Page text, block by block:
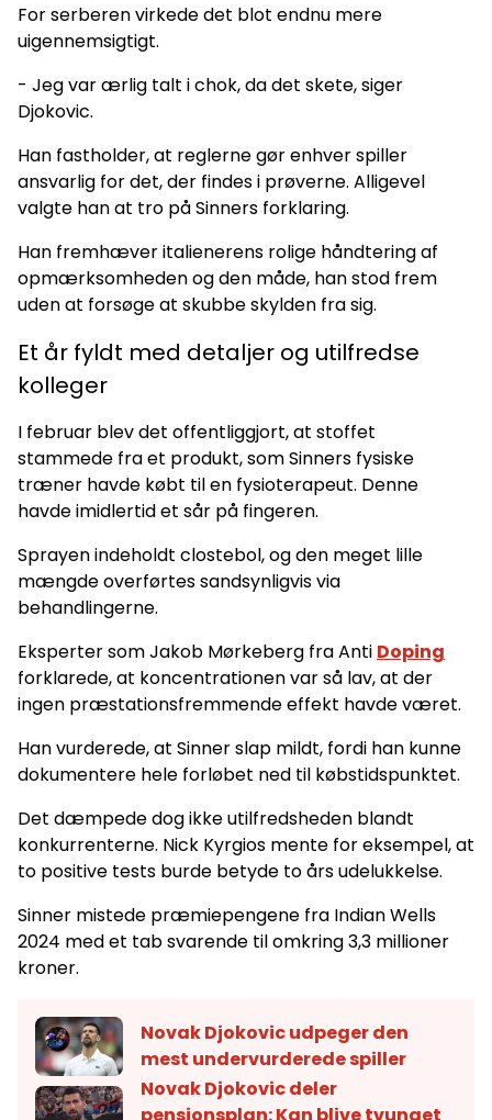
For serberen virkede det blot endnu mere
uigennemsigtigt.
- Jeg var ærlig talt i chok, da det skete, siger
Djokovic.
Han fastholder, at reglerne gør enhver spiller
ansvarlig for det, der findes i prøverne. Alligevel
valgte han at tro på Sinners forklaring.
Han fremhæver italienerens rolige håndtering af
opmærksomheden og den måde, han stod frem
uden at forsøge at skubbe skylden fra sig.
Et år fyldt med detaljer og utilfredse
kolleger
I februar blev det offentliggjort, at stoffet
stammede fra et produkt, som Sinners fysiske
træner havde købt til en fysioterapeut. Denne
havde imidlertid et sår på fingeren.
Sprayen indeholdt clostebol, og den meget lille
mængde overførtes sandsynligvis via
behandlingerne.
Eksperter som Jakob Mørkeberg fra Anti Doping
forklarede, at koncentrationen var så lav, at der
ingen præstationsfremmende effekt havde været.
Han vurderede, at Sinner slap mildt, fordi han kunne
dokumentere hele forløbet ned til købstidspunktet.
Det dæmpede dog ikke utilfredsheden blandt
konkurrenterne. Nick Kyrgios mente for eksempel, at
to positive tests burde betyde to års udelukkelse.
Sinner mistede præmiepengene fra Indian Wells
2024 med et tab svarende til omkring 3,3 millioner
kroner.
Novak Djokovic udpeger den
mest undervurderede spiller
Novak Djokovic deler
pensionsplan: Kan blive tvunget